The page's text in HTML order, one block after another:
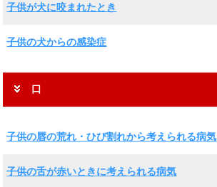
子供が犬に咬まれたとき
子供の犬からの感染症
口
子供の唇の荒れ・ひび割れから考えられる病気
子供の舌が赤いときに考えられる病気